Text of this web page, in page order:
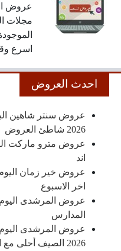
عروض
مجلات
اسرع
احدث العروض
2026 شاطئ العروض
اند
اخر الاسبوع
المدارس
2026 الصيف أحلى مع المرشدى